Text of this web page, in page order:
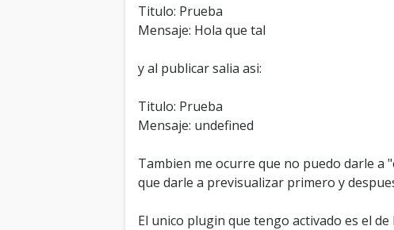
Titulo: Prueba
Mensaje: Hola que tal
y al publicar salia asi:
Titulo: Prueba
Mensaje: undefined
Tambien me ocurre que no puedo darle a
que darle a previsualizar primero y
El unico plugin que tengo activado es el